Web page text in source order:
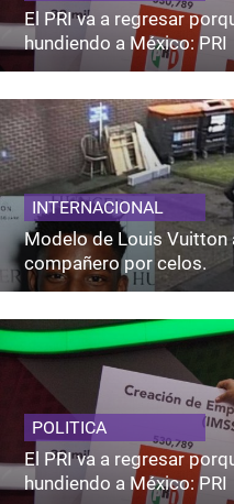
El PRI va a regresar
hundiendo a México: PRI
INTERNACIONAL
Modelo de Louis Vuitton
compañero por celos.
POLITICA
El PRI va a regresar
hundiendo a México: PRI